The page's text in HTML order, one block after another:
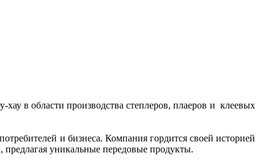
в области производства степлеров, плаеров и клеевых
и бизнеса. Компания гордится своей историей
уникальные передовые продукты.